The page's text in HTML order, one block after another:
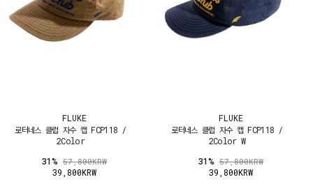
FLUKE
로터네스 클럽 자수 캡 FCP118 /
2Color
31% 57,800KRW
39,800KRW
FLUKE
로터네스 클럽 자수 캡 FCP118 /
2Color W
31% 57,800KRW
39,800KRW